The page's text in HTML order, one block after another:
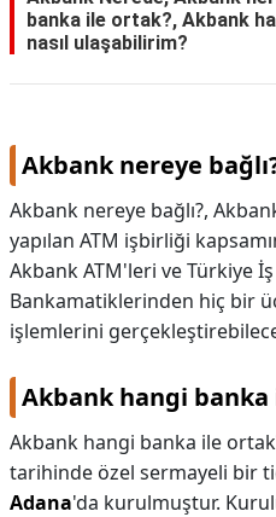
NEDİR
İLETİŞİM
banka ile ortak?, Akbank
nasıl ulaşabilirim?
Akbank nereye
Akbank nereye bağlı?,
yapılan ATM işbirliği
Akbank ATM'leri ve Türkiye İş
Bankamatiklerinden hiç bir
işlemlerini
Akbank hangi
Akbank hangi banka ile
tarihinde özel sermayeli bir
Adana'da kurulmuştur.